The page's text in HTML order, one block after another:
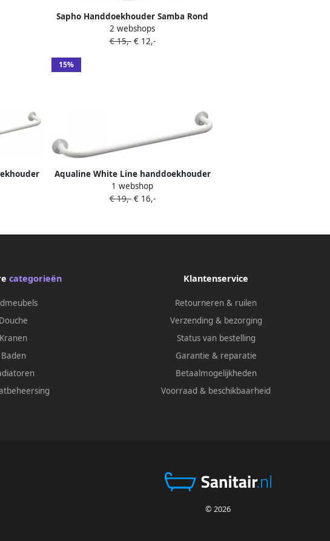
Sapho Handdoekhouder Samba Rond
16 cm Chroom
2 webshops
€ 15,-€ 12,-
15%
Aqualine White Line handdoekhouder
50 cm metal wit
1 webshop
€ 19,-€ 16,-
categorieën
Douche
Kranen
Baden
Klantenservice
Retourneren & ruilen
Verzending & bezorging
Status van bestelling
Garantie & reparatie
Betaalmogelijkheden
Voorraad & beschikbaarheid
© 2026